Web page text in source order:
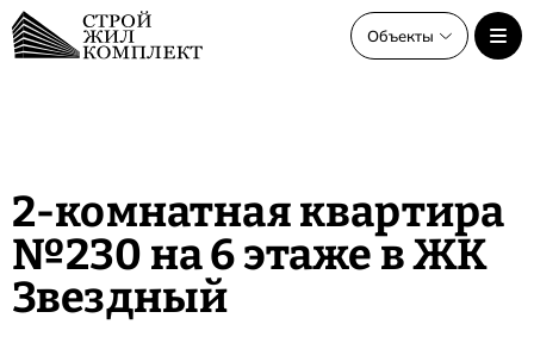
Объекты
ЖК Звёздный старт
2-комнатная квартира
№230 на 6 этаже в ЖК
Звездный